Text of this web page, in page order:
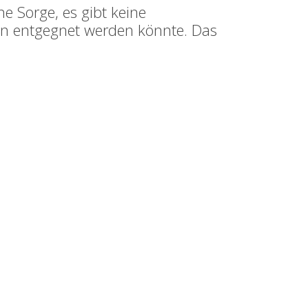
Sorge, es gibt keine
entgegnet werden könnte. Das